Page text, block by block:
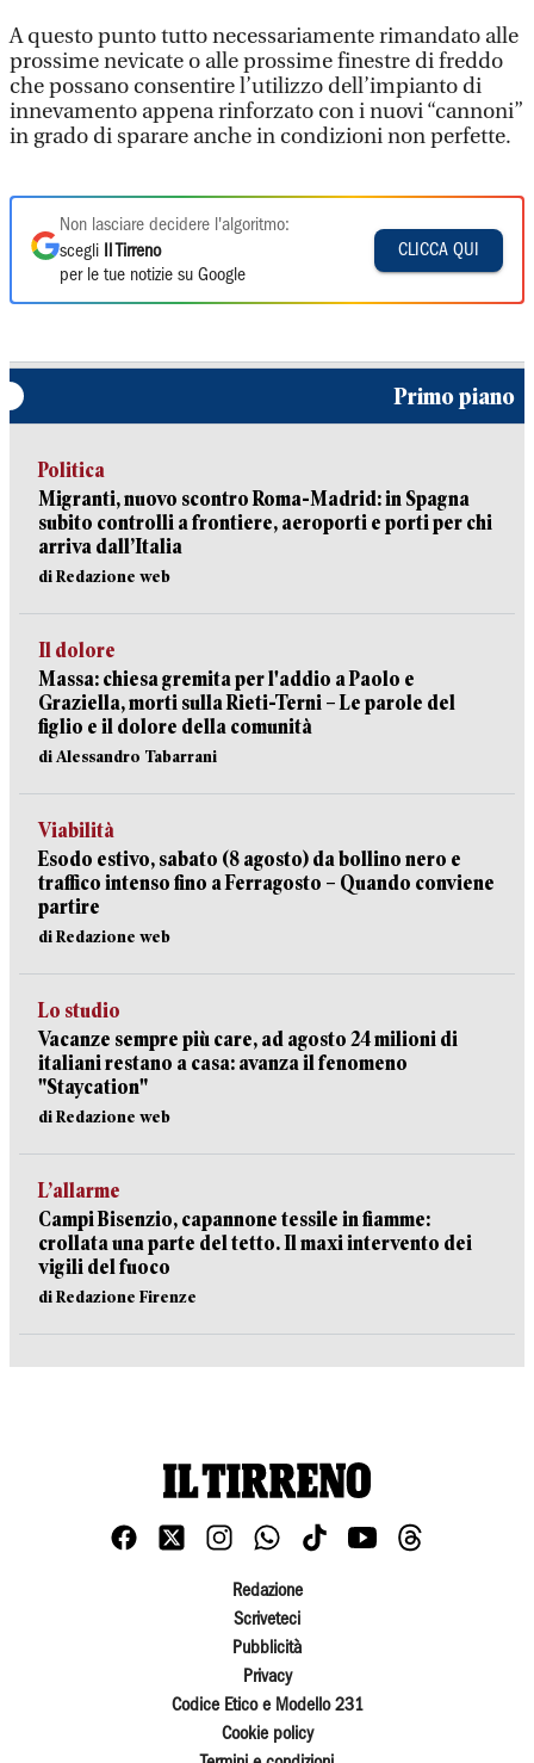
A questo punto tutto necessariamente rimandato alle
prossime nevicate o alle prossime finestre di freddo
che possano consentire l’utilizzo dell’impianto di
innevamento appena rinforzato con i nuovi “cannoni”
in grado di sparare anche in condizioni non perfette.
Non lasciare decidere l'algoritmo:
scegli
Il Tirreno
per le tue notizie su Google
CLICCA QUI
Primo piano
Politica
Migranti, nuovo scontro Roma-Madrid: in Spagna
subito controlli a frontiere, aeroporti e porti per chi
arriva dall’Italia
di Redazione web
Il dolore
Massa: chiesa gremita per l'addio a Paolo e
Graziella, morti sulla Rieti-Terni – Le parole del
figlio e il dolore della comunità
di Alessandro Tabarrani
Viabilità
Esodo estivo, sabato (8 agosto) da bollino nero e
traffico intenso fino a Ferragosto – Quando conviene
partire
di Redazione web
Lo studio
Vacanze sempre più care, ad agosto 24 milioni di
italiani restano a casa: avanza il fenomeno
"Staycation"
di Redazione web
L’allarme
Campi Bisenzio, capannone tessile in fiamme:
crollata una parte del tetto. Il maxi intervento dei
vigili del fuoco
di Redazione Firenze
Redazione
Scriveteci
Pubblicità
Privacy
Codice Etico e Modello 231
Cookie policy